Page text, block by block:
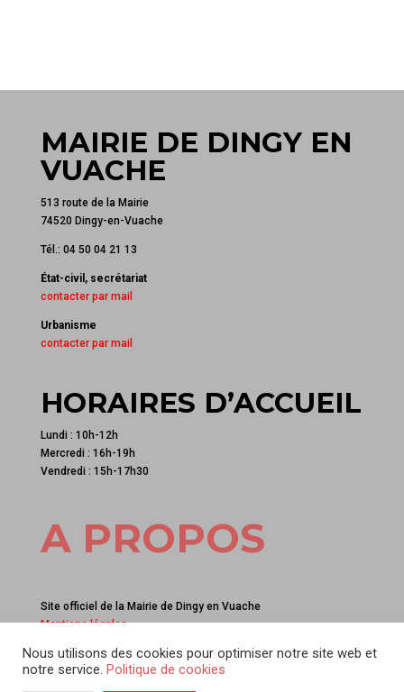
MAIRIE DE DINGY EN
VUACHE
513 route de la Mairie
74520 Dingy-en-Vuache
Tél.: 04 50 04 21 13
État-civil, secrétariat
contacter par mail
Urbanisme
contacter par mail
HORAIRES D’ACCUEIL
Lundi : 10h-12h
Mercredi : 16h-19h
Vendredi : 15h-17h30
A PROPOS
Site officiel de la Mairie de Dingy en Vuache
Mentions légales
Nous utilisons des cookies pour optimiser notre site web et
notre service. Politique de cookies